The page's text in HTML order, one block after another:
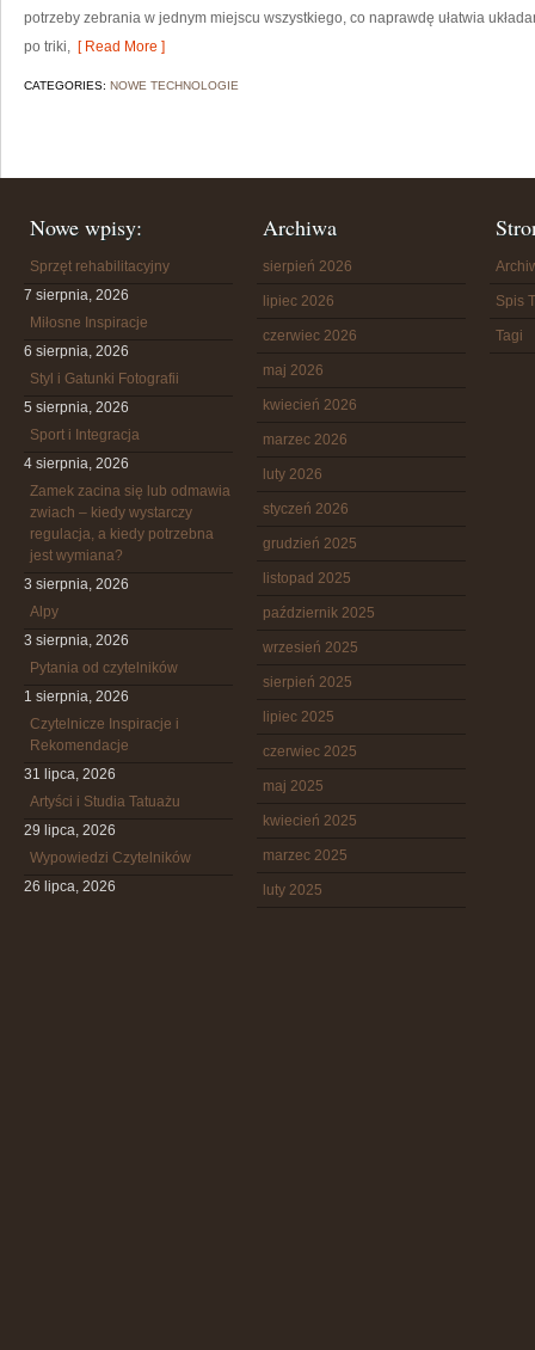
potrzeby zebrania w jednym miejscu wszystkiego, co naprawdę ułatwia
po triki, [ Read More ]
CATEGORIES: NOWE TECHNOLOGIE
Nowe wpisy:
Sprzęt rehabilitacyjny
7 sierpnia, 2026
Miłosne Inspiracje
6 sierpnia, 2026
Styl i Gatunki Fotografii
5 sierpnia, 2026
Sport i Integracja
4 sierpnia, 2026
Zamek zacina się lub odmawia
zwiach – kiedy wystarczy
regulacja, a kiedy potrzebna
jest wymiana?
3 sierpnia, 2026
Alpy
3 sierpnia, 2026
Pytania od czytelników
1 sierpnia, 2026
Czytelnicze Inspiracje i
Rekomendacje
31 lipca, 2026
Artyści i Studia Tatuażu
29 lipca, 2026
Wypowiedzi Czytelników
26 lipca, 2026
Archiwa
sierpień 2026
lipiec 2026
czerwiec 2026
maj 2026
kwiecień 2026
marzec 2026
luty 2026
styczeń 2026
grudzień 2025
listopad 2025
październik 2025
wrzesień 2025
sierpień 2025
lipiec 2025
czerwiec 2025
maj 2025
kwiecień 2025
marzec 2025
luty 2025
Spis
Tagi